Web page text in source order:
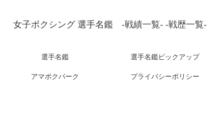
女子ボクシング 選手名鑑 -戦績一覧- -戦歴一覧-
選手名鑑 選手名鑑ピックアップ
アマボクパーク プライバシーポリシー